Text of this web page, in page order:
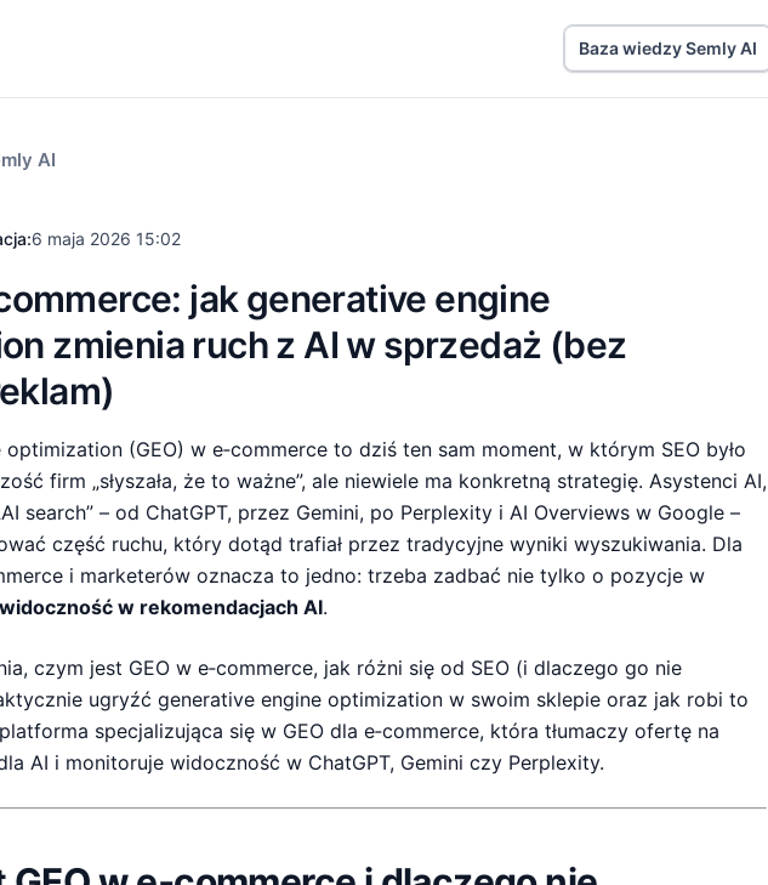
Baza wiedzy Semly AI
AI
6 maja 2026 15:02
jak generative engine
zmienia ruch z AI w sprzedaż (bez
optimization (GEO) w e‑commerce to dziś ten sam moment, w którym SEO było
firm „słyszała, że to ważne”, ale niewiele ma konkretną strategię. Asystenci AI,
search” – od ChatGPT, przez Gemini, po Perplexity i AI Overviews w Google –
część ruchu, który dotąd trafiał przez tradycyjne wyniki wyszukiwania. Dla
i marketerów oznacza to jedno: trzeba zadbać nie tylko o pozycje w
widoczność w rekomendacjach AI.
czym jest GEO w e‑commerce, jak różni się od SEO (i dlaczego go nie
ugryźć generative engine optimization w swoim sklepie oraz jak robi to
specjalizująca się w GEO dla e‑commerce, która tłumaczy ofertę na
AI i monitoruje widoczność w ChatGPT, Gemini czy Perplexity.